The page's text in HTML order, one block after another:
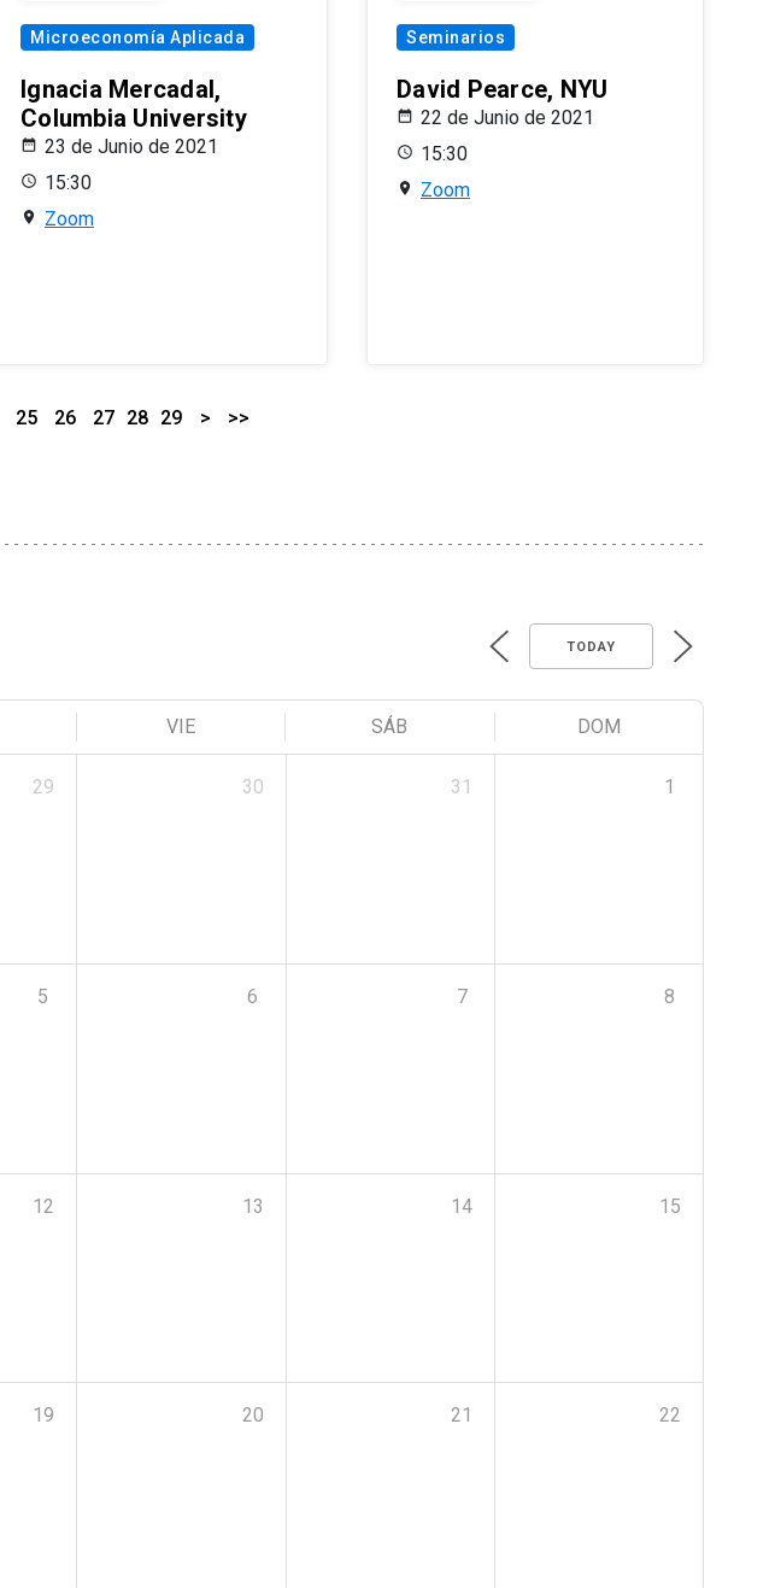
Microeconomía Aplicada
Ignacia Mercadal,
Columbia University
23 de Junio de 2021
15:30
Zoom
Seminarios
David Pearce, NYU
22 de Junio de 2021
15:30
Zoom
25 26 27 28 29 > >>
TODAY
VIE SÁB DOM
29 30 31 1
5 6 7 8
12 13 14 15
19 20 21 22